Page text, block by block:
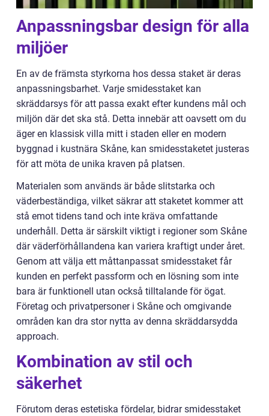
Anpassningsbar design för alla
miljöer
En av de främsta styrkorna hos dessa staket är deras
anpassningsbarhet. Varje smidesstaket kan
skräddarsys för att passa exakt efter kundens mål och
miljön där det ska stå. Detta innebär att oavsett om du
äger en klassisk villa mitt i staden eller en modern
byggnad i kustnära Skåne, kan smidesstaketet justeras
för att möta de unika kraven på platsen.
Materialen som används är både slitstarka och
väderbeständiga, vilket säkrar att staketet kommer att
stå emot tidens tand och inte kräva omfattande
underhåll. Detta är särskilt viktigt i regioner som Skåne
där väderförhållandena kan variera kraftigt under året.
Genom att välja ett måttanpassat smidesstaket får
kunden en perfekt passform och en lösning som inte
bara är funktionell utan också tilltalande för ögat.
Företag och privatpersoner i Skåne och omgivande
områden kan dra stor nytta av denna skräddarsydda
approach.
Kombination av stil och
säkerhet
Förutom deras estetiska fördelar, bidrar smidesstaket